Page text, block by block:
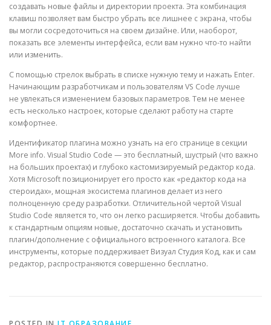
создавать новые файлы и директории проекта. Эта комбинация
клавиш позволяет вам быстро убрать все лишнее с экрана, чтобы
вы могли сосредоточиться на своем дизайне. Или, наоборот,
показать все элементы интерфейса, если вам нужно что-то найти
или изменить.
С помощью стрелок выбрать в списке нужную тему и нажать Enter.
Начинающим разработчикам и пользователям VS Code лучше
не увлекаться изменением базовых параметров. Тем не менее
есть несколько настроек, которые сделают работу на старте
комфортнее.
Идентификатор плагина можно узнать на его странице в секции
More info. Visual Studio Code — это бесплатный, шустрый (что важно
на больших проектах) и глубоко кастомизируемый редактор кода.
Хотя Microsoft позиционирует его просто как «редактор кода на
стероидах», мощная экосистема плагинов делает из него
полноценную среду разработки. Отличительной чертой Visual
Studio Code является то, что он легко расширяется. Чтобы добавить
к стандартным опциям новые, достаточно скачать и установить
плагин/дополнение с официального встроенного каталога. Все
инструменты, которые поддерживает Визуал Студия Код, как и сам
редактор, распространяются совершенно бесплатно.